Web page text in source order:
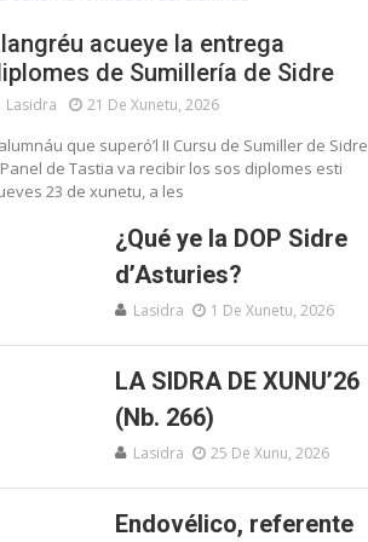
acueye la entrega
de Sumillería de Sidre
Lasidra 21 De Xunetu, 2026
que superó’l II Cursu de Sumiller de Sidre
de Tastia va recibir los sos diplomes esti
23 de xunetu, a les
¿Qué ye la DOP Sidre
d’Asturies?
Lasidra 1 De Xunetu, 2026
LA SIDRA DE XUNU’26
(Nb. 266)
Lasidra 25 De Xunu, 2026
Endovélico, referente